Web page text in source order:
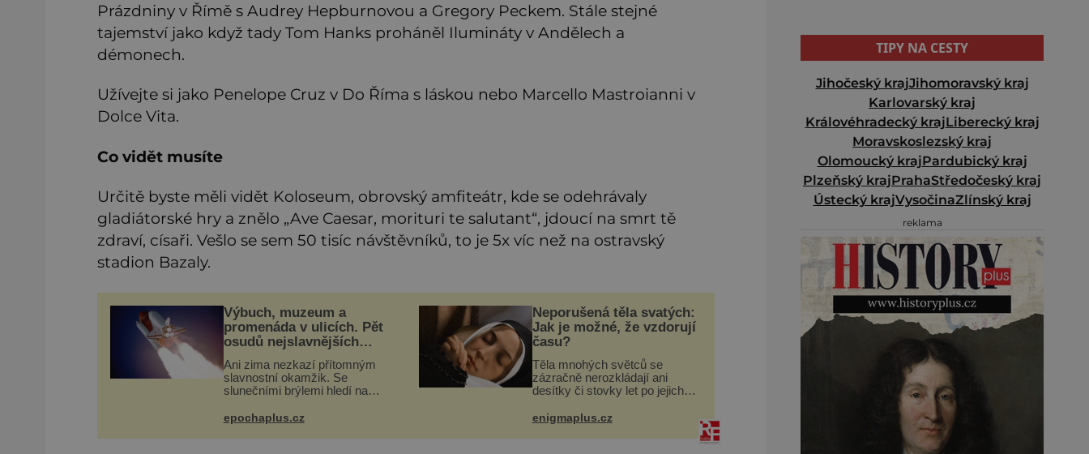
Prázdniny v Římě s Audrey Hepburnovou a Gregory Peckem. Stále stejné
tajemství jako když tady Tom Hanks proháněl Ilumináty v Andělech a
démonech.
Užívejte si jako Penelope Cruz v Do Říma s láskou nebo Marcello Mastroianni v
Dolce Vita.
Co vidět musíte
Určitě byste měli vidět Koloseum, obrovský amfiteátr, kde se odehrávaly
gladiátorské hry a znělo „Ave Caesar, morituri te salutant“, jdoucí na smrt tě
zdraví, císaři. Vešlo se sem 50 tisíc návštěvníků, to je 5x víc než na ostravský
stadion Bazaly.
Výbuch, muzeum a
promenáda v ulicích. Pět
osudů nejslavnějších
raketoplánů
Ani zima nezkazí přítomným
slavnostní okamžik. Se
slunečními brýlemi hledí na
vesmíru vynést kromě posádky
několika sekundách všem
epochaplus.cz
Neporušená těla svatých:
Jak je možné, že vzdorují
času?
Těla mnohých světců se
zázračně nerozkládají ani
desítky či stovky let po jejich
nebylo provedeno balzamování
Neporušené ostatky bývají
enigmaplus.cz
TIPY NA CESTY
Jihočeský krajJihomoravský kraj
Karlovarský kraj
Královéhradecký krajLiberecký kraj
Moravskoslezský kraj
Olomoucký krajPardubický kraj
Plzeňský krajPrahaStředočeský kraj
Ústecký krajVysočinaZlínský kraj
reklama